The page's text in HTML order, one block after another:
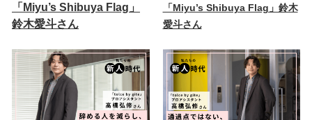
「Miyu’s Shibuya Flag」
鈴木愛斗さん
「Miyu’s Shibuya Flag」鈴木
愛斗さん